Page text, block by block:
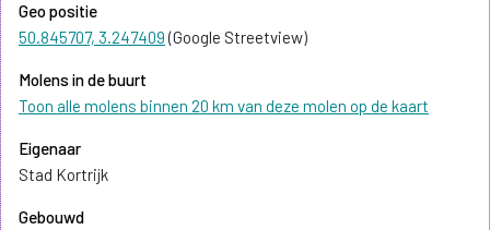
Geo positie
50.845707, 3.247409(Google Streetview)
Molens in de buurt
Toon alle molens binnen 20 km van deze molen op de kaart
Eigenaar
Stad Kortrijk
Gebouwd